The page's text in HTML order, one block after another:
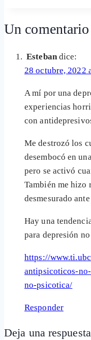
Un comentario
Esteban dice:
28 octubre, 2022
A mí por una
experiencias
con
Me destrozó los
desembocó en
pero se activó
También me hizo
desmesurado
Hay una
para depresión
https://
antipsicoticos-
no-psicotica/
Responder
Deja una respuesta